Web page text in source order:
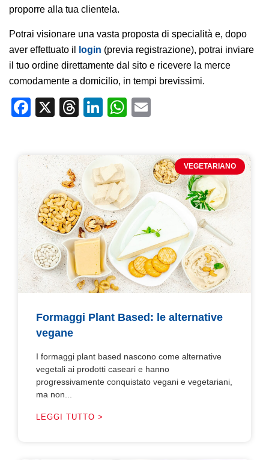
proporre alla tua clientela.
Potrai visionare una vasta proposta di specialità e, dopo
aver effettuato il
login (previa registrazione), potrai inviare
il tuo ordine direttamente dal sito e ricevere la merce
comodamente a domicilio, in tempi brevissimi.
Facebook
X Threads
LinkedIn
WhatsApp
VEGETARIANO
Formaggi Plant Based: le alternative
vegane
I formaggi plant based nascono come alternative
vegetali ai prodotti caseari e hanno
progressivamente conquistato vegani e vegetariani,
ma non...
LEGGI TUTTO >